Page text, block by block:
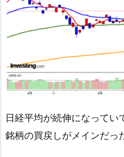
日経平均が続伸になってい
銘柄の買戻しがメインだっ